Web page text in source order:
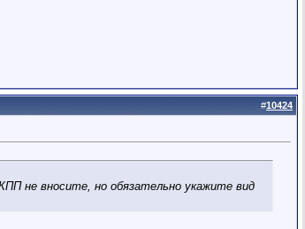
#10424
не вносите, но обязательно укажите вид